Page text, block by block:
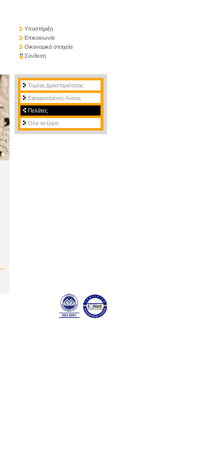
Υποστήριξη
Επικοινωνία
Οικονομικά στοιχεία
Σύνδεση
Τομέας Δραστηριότητας
Εφαρμοσμένες Λύσεις
Πελάτες
Όλα τα έργα